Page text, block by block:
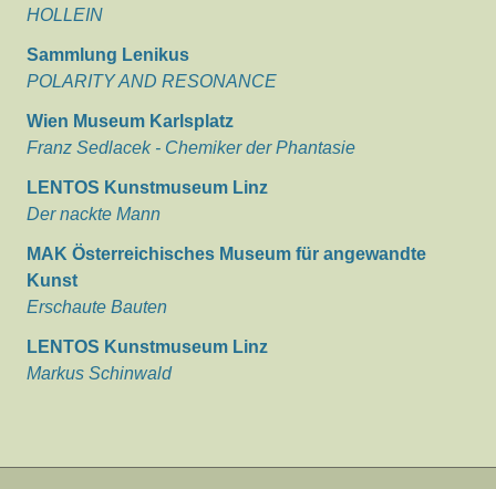
HOLLEIN
Sammlung Lenikus
POLARITY AND RESONANCE
Wien Museum Karlsplatz
Franz Sedlacek - Chemiker der Phantasie
LENTOS Kunstmuseum Linz
Der nackte Mann
MAK Österreichisches Museum für angewandte
Kunst
Erschaute Bauten
LENTOS Kunstmuseum Linz
Markus Schinwald